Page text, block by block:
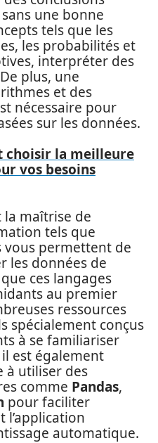
une bonne
tels que les
les probabilités et
interpréter des
plus, une
et des
nécessaire pour
sur les données.
choisir la meilleure
vos besoins
maîtrise de
tels que
vous permettent de
les données de
ces langages
au premier
ressources
spécialement conçus
à se familiariser
est également
à utiliser des
comme Pandas,
pour faciliter
l’application
automatique.